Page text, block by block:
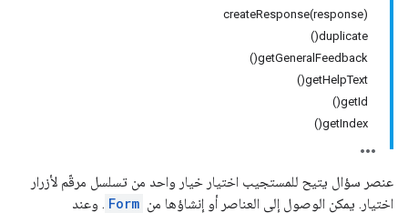
createResponse(response)
duplicate()
getGeneralFeedback()
getHelpText()
getId()
getIndex()
عنصر سؤال يتيح للمستجيب اختيار خيار واحد من تسلسل مرقّم لأزرار
اختيار. يمكن الوصول إلى العناصر أو إنشاؤها من Form . وعند